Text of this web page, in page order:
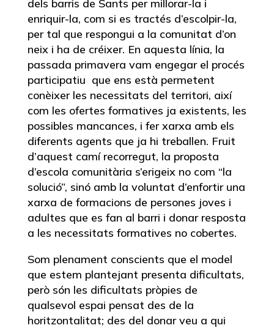
dels barris de Sants per millorar-la i
enriquir-la, com si es tractés d’escolpir-la,
per tal que respongui a la comunitat d’on
neix i ha de créixer. En aquesta línia, la
passada primavera vam engegar el procés
participatiu que ens està permetent
conèixer les necessitats del territori, així
com les ofertes formatives ja existents, les
possibles mancances, i fer xarxa amb els
diferents agents que ja hi treballen. Fruit
d’aquest camí recorregut, la proposta
d’escola comunitària s’erigeix no com “la
solució”, sinó amb la voluntat d’enfortir una
xarxa de formacions de persones joves i
adultes que es fan al barri i donar resposta
a les necessitats formatives no cobertes.
Som plenament conscients que el model
que estem plantejant presenta dificultats,
però són les dificultats pròpies de
qualsevol espai pensat des de la
horitzontalitat; des del donar veu a qui